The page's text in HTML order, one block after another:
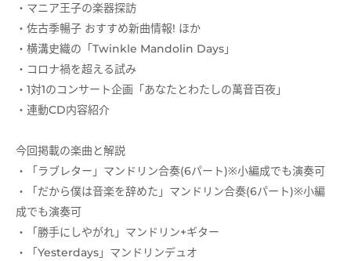
・マニア王子の楽器探訪
・佐古季暢子 おすすめ新曲情報! ほか
・横溝史織の「Twinkle Mandolin Days」
・コロナ禍を超える試み
・1対1のコンサート企画「あなたとわたしの萬音百夜」
・連動CD内容紹介
今回掲載の楽曲と解説
・「ラブレター」マンドリン合奏(6パート)※小編成でも演奏可
・「だから僕は音楽を辞めた」マンドリン合奏(6パート)※小編
成でも演奏可
・「勝手にしやがれ」マンドリン+ギター
・「Yesterdays」マンドリンデュオ